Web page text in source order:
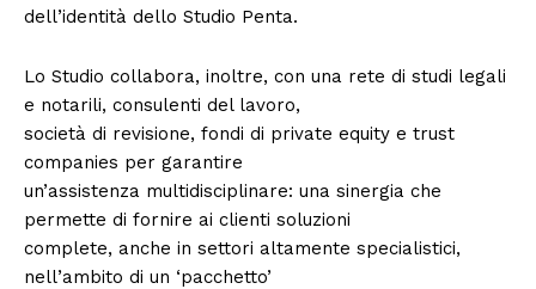
dell’identità dello Studio Penta.
Lo Studio collabora, inoltre, con una rete di studi legali
e notarili, consulenti del lavoro,
società di revisione, fondi di private equity e trust
companies per garantire
un’assistenza multidisciplinare: una sinergia che
permette di fornire ai clienti soluzioni
complete, anche in settori altamente specialistici,
nell’ambito di un ‘pacchetto’